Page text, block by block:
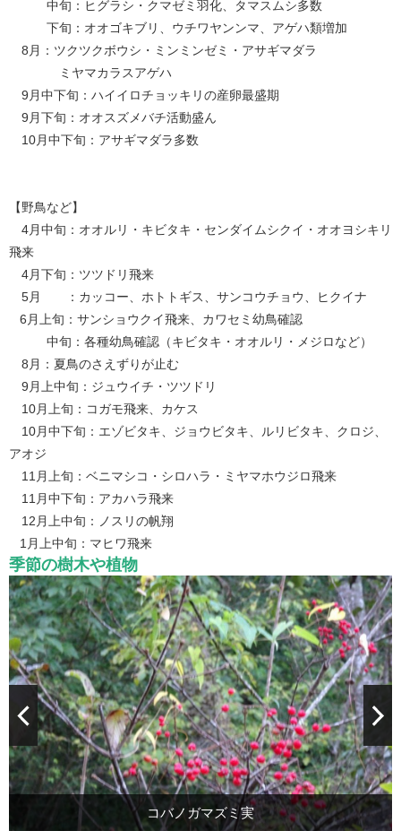
中旬：ヒグラシ・クマゼミ羽化、タマスムシ多数
下旬：オオゴキブリ、ウチワヤンンマ、アゲハ類増加
8月：ツクツクボウシ・ミンミンゼミ・アサギマダラ
ミヤマカラスアゲハ
9月中下旬：ハイイロチョッキリの産卵最盛期
9月下旬：オオスズメバチ活動盛ん
10月中下旬：アサギマダラ多数
【野鳥など】
4月中旬：オオルリ・キビタキ・センダイムシクイ・オオヨシキリ
飛来
4月下旬：ツツドリ飛来
5月 ：カッコー、ホトトギス、サンコウチョウ、ヒクイナ
6月上旬：サンショウクイ飛来、カワセミ幼鳥確認
中旬：各種幼鳥確認（キビタキ・オオルリ・メジロなど）
8月：夏鳥のさえずりが止む
9月上中旬：ジュウイチ・ツツドリ
10月上旬：コガモ飛来、カケス
10月中下旬：エゾビタキ、ジョウビタキ、ルリビタキ、クロジ、
アオジ
11月上旬：ベニマシコ・シロハラ・ミヤマホウジロ飛来
11月中下旬：アカハラ飛来
12月上中旬：ノスリの帆翔
1月上中旬：マヒワ飛来
季節の樹木や植物
コバノガマズミ実
ゴンズイ実
ムラサキシキブ実
アケビ
クサギ実
ヒサカキ実